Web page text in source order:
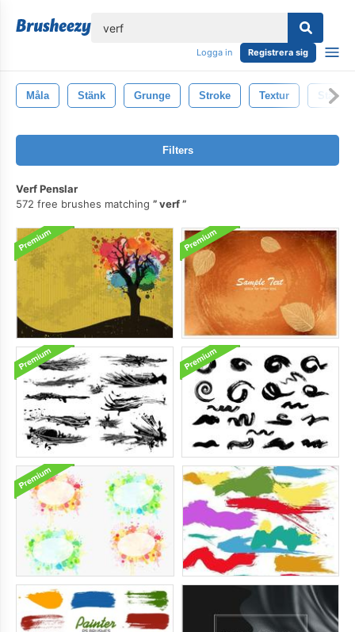
Logga in Registrera sig
Måla Stänk Grunge Stroke Textur Stänka
Filters
Verf Penslar
572 free brushes matching
verf